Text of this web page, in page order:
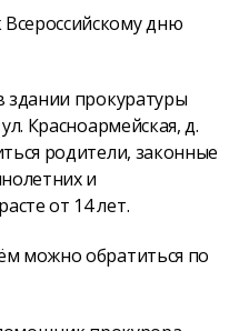
дню
здании прокуратуры
Красноармейская, д.
родители, законные
и
от 14 лет.
можно обратиться по